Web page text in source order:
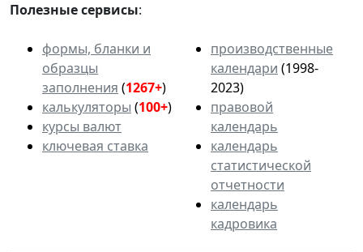
Полезные сервисы:
формы, бланки и
образцы
заполнения (1267+)
калькуляторы (100+)
курсы валют
ключевая ставка
производственные
календари (1998-
2023)
правовой
календарь
календарь
статистической
отчетности
календарь
кадровика